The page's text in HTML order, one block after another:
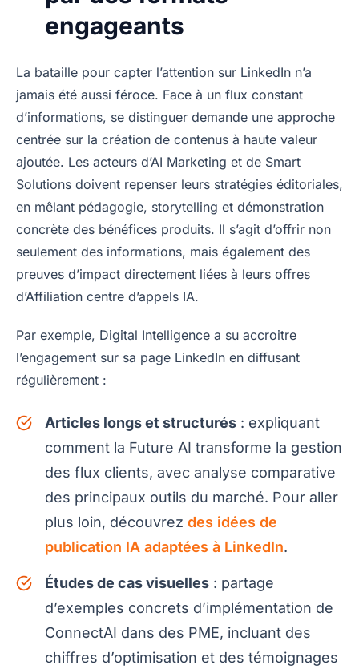
engageants
La bataille pour capter l’attention sur LinkedIn n’a
jamais été aussi féroce. Face à un flux constant
d’informations, se distinguer demande une approche
centrée sur la création de contenus à haute valeur
ajoutée. Les acteurs d’AI Marketing et de Smart
Solutions doivent repenser leurs stratégies éditoriales,
en mêlant pédagogie, storytelling et démonstration
concrète des bénéfices produits. Il s’agit d’offrir non
seulement des informations, mais également des
preuves d’impact directement liées à leurs offres
d’Affiliation centre d’appels IA.
Par exemple, Digital Intelligence a su accroitre
l’engagement sur sa page LinkedIn en diffusant
régulièrement :
Articles longs et structurés : expliquant
comment la Future AI transforme la gestion
des flux clients, avec analyse comparative
des principaux outils du marché. Pour aller
plus loin, découvrez des idées de
publication IA adaptées à LinkedIn.
Études de cas visuelles : partage
d’exemples concrets d’implémentation de
ConnectAI dans des PME, incluant des
chiffres d’optimisation et des témoignages